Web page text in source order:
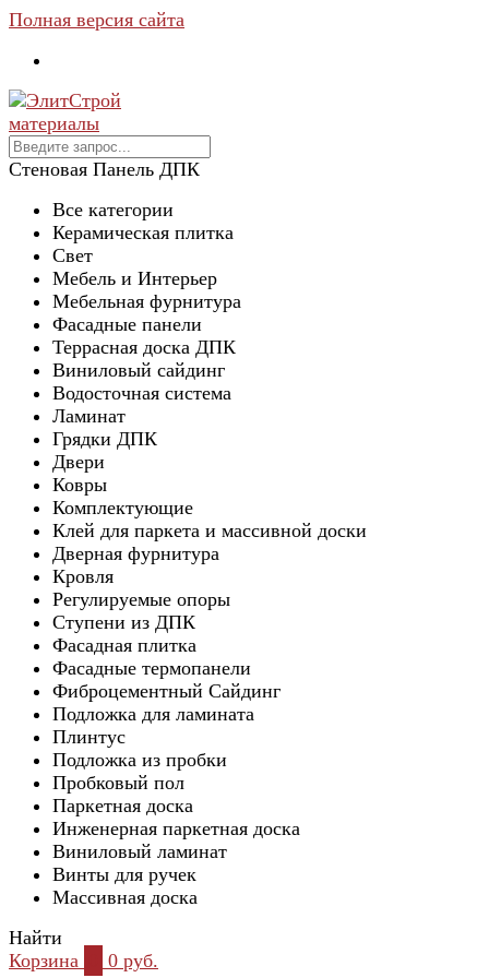
Полная версия сайта
Cтеновая Панель ДПК
Все категории
Керамическая плитка
Свет
Мебель и Интерьер
Мебельная фурнитура
Фасадные панели
Террасная доска ДПК
Виниловый сайдинг
Водосточная система
Ламинат
Грядки ДПК
Двери
Ковры
Комплектующие
Клей для паркета и массивной доски
Дверная фурнитура
Кровля
Регулируемые опоры
Ступени из ДПК
Фасадная плитка
Фасадные термопанели
Фиброцементный Сайдинг
Подложка для ламината
Плинтус
Подложка из пробки
Пробковый пол
Паркетная доска
Инженерная паркетная доска
Виниловый ламинат
Винты для ручек
Массивная доска
Найти
Корзина
0 руб.